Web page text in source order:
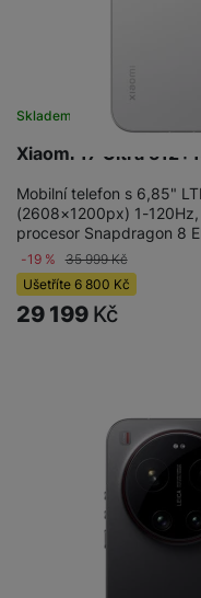
Xiaomi 17 Ultra
Skladem na prodejně na 2
Mobilní telefon s 6,85"
(2608×1200px) 1-
procesor Snapdragon 8
-19 % 35 999Kč
Ušetříte 6 800 Kč
29 199 Kč